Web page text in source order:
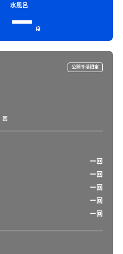
水風呂
ー 度
公開サ活限定
回
ー回
ー回
ー回
ー回
ー回